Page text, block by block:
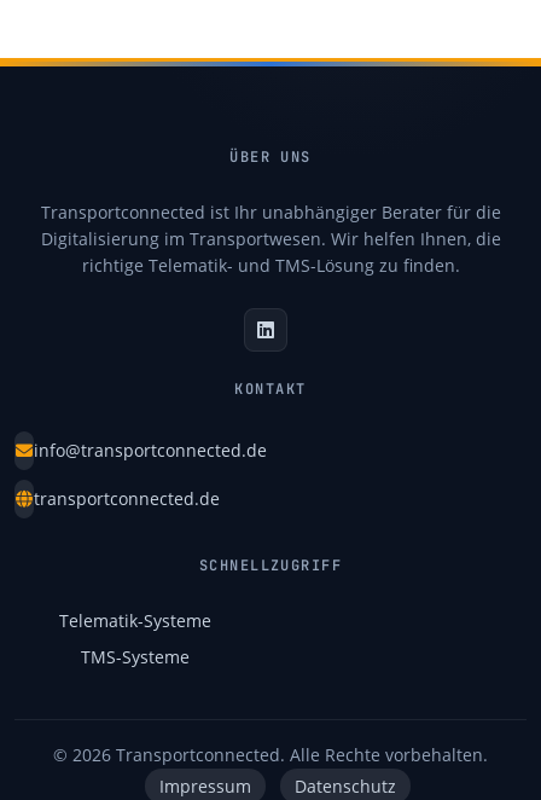
ÜBER UNS
Transportconnected ist Ihr unabhängiger Berater für die
Digitalisierung im Transportwesen. Wir helfen Ihnen, die
richtige Telematik- und TMS-Lösung zu finden.
KONTAKT
info@transportconnected.de
transportconnected.de
SCHNELLZUGRIFF
Telematik-Systeme
TMS-Systeme
© 2026 Transportconnected. Alle Rechte vorbehalten.
Impressum
Datenschutz